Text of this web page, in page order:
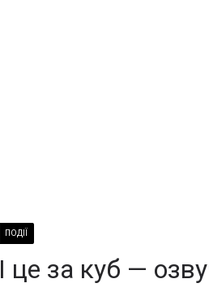
ПОДІЇ
І цe зa кyб —